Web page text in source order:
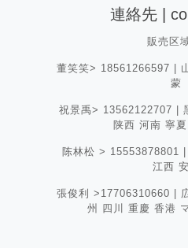
連絡先 |
販売区
董笑笑> 18561266597 |
蒙
祝景禹> 13562122707 |
陕西 河南 寧
陈林松 > 15553878801
江西
張俊利 >17706310660 |
州 四川 重慶 香港